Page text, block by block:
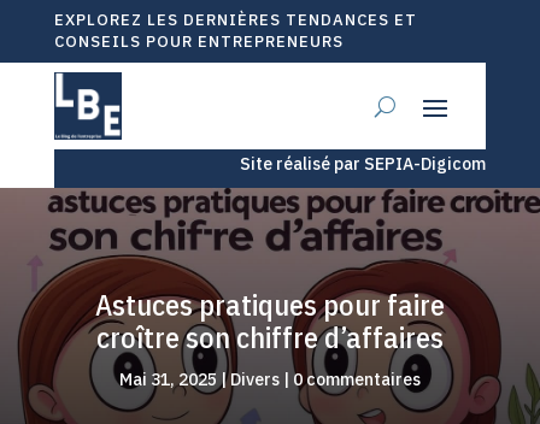
EXPLOREZ LES DERNIÈRES TENDANCES ET
CONSEILS POUR ENTREPRENEURS
Site réalisé par SEPIA-Digicom
Astuces pratiques pour faire
croître son chiffre d’affaires
Mai 31, 2025 |Divers| 0 commentaires